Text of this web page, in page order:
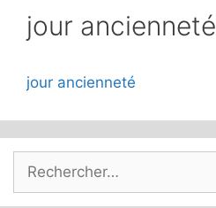
jour ancienneté
jour ancienneté
Rechercher :